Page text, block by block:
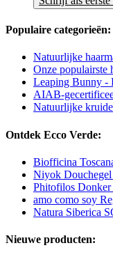
Populaire categorieën:
Natuurlijke
Onze populairste
Leaping Bunny -
AIAB-
Natuurlijke
Ontdek Ecco Verde:
Biofficina
Niyok
Phitofilos
amo como soy
Natura Siberica
Nieuwe producten: